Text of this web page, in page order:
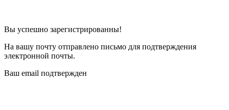
Вы успешно зарегистрированны!
На вашу почту отправлено письмо для подтверждения
электронной почты.
Ваш email подтвержден